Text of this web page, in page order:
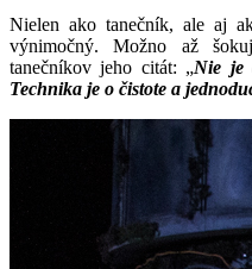
Nielen ako tanečník, ale aj
výnimočný. Možno až
tanečníkov jeho citát: „Nie je
Technika je o čistote a